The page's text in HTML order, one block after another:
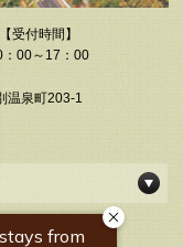
【受付時間】
：00～17：00
泉町203-1